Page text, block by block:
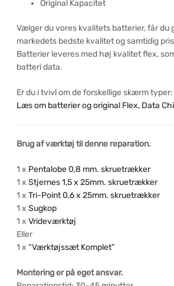
Original Kapacitet
Vælger du vores kvalitets batterier, får du
markedets bedste kvalitet og samtidig
Batterier leveres med høj kvalitet flex,
batteri data.
Er du i tvivl om de forskellige skærm typer:
Læs om batterier og original Flex, Data
Brug af værktøj til denne reparation.
1 x Pentalobe 0,8 mm. skruetrækker
1 x Stjernes 1,5 x 25mm. skruetrækker
1 x Tri-Point 0,6 x 25mm. skruetrækker
1 x Sugkop
1 x Vrideværktøj
Eller
1 x “Værktøjssæt Komplet”
Montering er på eget ansvar.